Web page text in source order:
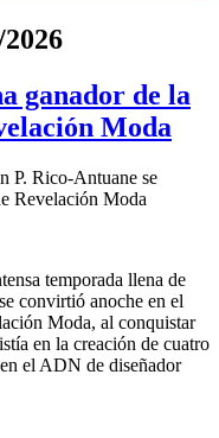
ganador de la
Moda
P. Rico-Antuane se
Revelación Moda
temporada llena de
convirtió anoche en el
Moda, al conquistar
en la creación de cuatro
el ADN de diseñador